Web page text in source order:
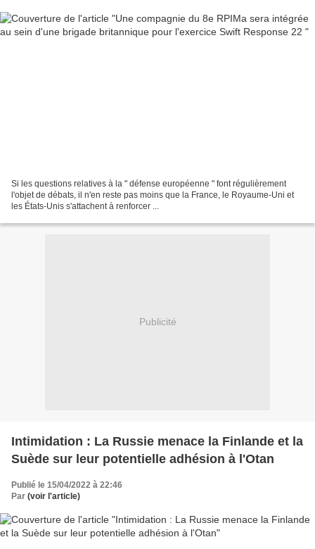
Si les questions relatives à la " défense européenne " font régulièrement
l'objet de débats, il n'en reste pas moins que la France, le Royaume-Uni et
les États-Unis s'attachent à renforcer ...
Publicité
Intimidation : La Russie menace la Finlande et la
Suède sur leur potentielle adhésion à l'Otan
Publié le 15/04/2022 à 22:46
Par (voir l'article)